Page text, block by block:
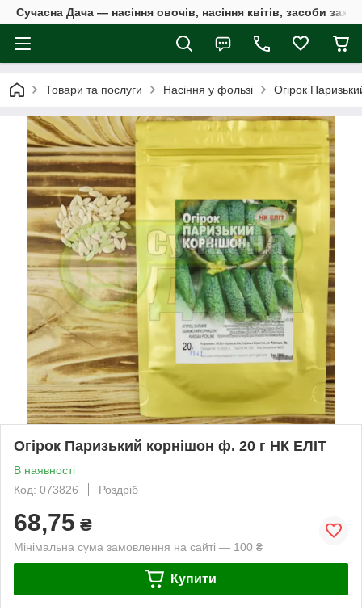
Сучасна Дача — насіння овочів, насіння квітів, засоби
Товари та послуги Насіння у фользі Огірок
Огірок Паризький корнішон ф. 20 г НК ЕЛІТ
В наявності
Код: 073826
Роздріб
68,75 ₴
Мінімальна сума замовлення на сайті — 100 ₴
Купити